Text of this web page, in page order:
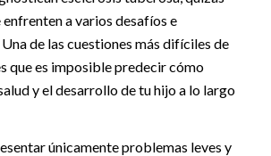
a varios desafíos e
de las cuestiones más difíciles de
que es imposible predecir cómo
y el desarrollo de tu hijo a lo largo
únicamente problemas leves y